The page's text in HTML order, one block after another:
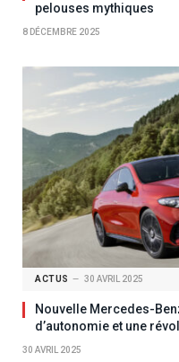
pelouses mythiques
8 DÉCEMBRE 2025
ACTUS 30 AVRIL 2025
Nouvelle Mercedes-
d’autonomie et une
30 AVRIL 2025